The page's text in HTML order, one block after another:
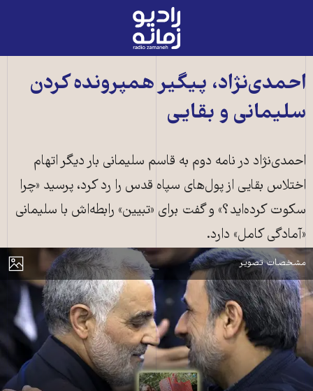
رادیو
زمانه
به
صفحه
اصلی
احمدی‌نژاد، پیگیر همپرونده کردن
سلیمانی و بقایی
احمدی‌نژاد در نامه دوم به قاسم سلیمانی بار دیگر اتهام
اختلاس بقایی از پول‌های سپاه قدس را رد کرد، پرسید «چرا
سکوت کرده‌اید؟» و گفت برای «تبیین» رابطه‌اش با سلیمانی
«آمادگی کامل» دارد.
نمایش
مشخصات تصویر
حمید بقایی با زنبیل قرمزش که گویا حاوی افشاگری‌هایی در مورد مقامات بوده
است. در زمینه عکس: محمد احمدی‌نژاد و سردار قاسم سلیمانی که به نظر رئیس
جمهوری سابق او هم در زنبیل است.